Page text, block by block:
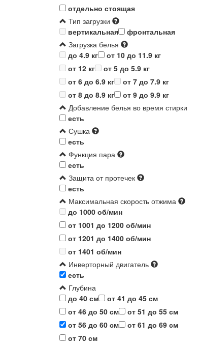
отдельно стоящая
Тип загрузки
вертикальная
фронтальная
Загрузка белья
до 4.9 кг
от 10 до 11.9 кг
от 12 кг
от 5 до 5.9 кг
от 6 до 6.9 кг
от 7 до 7.9 кг
от 8 до 8.9 кг
от 9 до 9.9 кг
Добавление белья во время стирки
есть
Сушка
есть
Функция пара
есть
Защита от протечек
есть
Максимальная скорость отжима
до 1000 об/мин
от 1001 до 1200 об/мин
от 1201 до 1400 об/мин
от 1401 об/мин
Инверторный двигатель
есть
Глубина
до 40 см
от 41 до 45 см
от 46 до 50 см
от 51 до 55 см
от 56 до 60 см
от 61 до 69 см
от 70 см